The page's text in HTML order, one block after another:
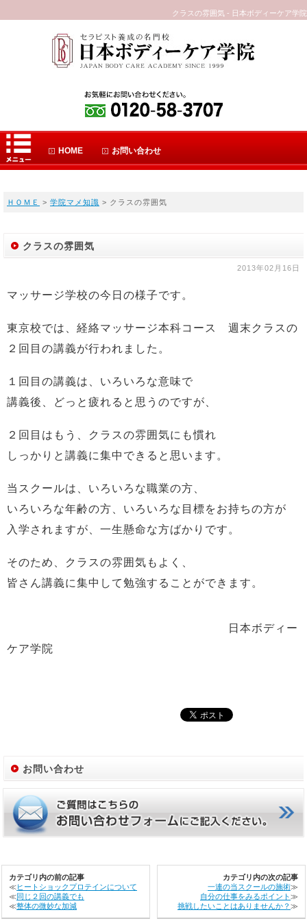
クラスの雰囲気 - 日本ボディーケア学院
HOME お問い合わせ
ＨＯＭＥ > 学院マメ知識 > クラスの雰囲気
クラスの雰囲気
2013年02月16日
マッサージ学校の今日の様子です。
東京校では、経絡マッサージ本科コース 週末クラスの
２回目の講義が行われました。
１回目の講義は、いろいろな意味で
講義後、どっと疲れると思うのですが、
２回目はもう、クラスの雰囲気にも慣れ
しっかりと講義に集中できると思います。
当スクールは、いろいろな職業の方、
いろいろな年齢の方、いろいろな目標をお持ちの方が
入学されますが、一生懸命な方ばかりです。
そのため、クラスの雰囲気もよく、
皆さん講義に集中して勉強することができます。
日本ボディー
ケア学院
お問い合わせ
カテゴリ内の前の記事
≪ヒートショックプロテインについて
≪同じ２回の講義でも
≪整体の微妙な加減
カテゴリ内の次の記事
一連の当スクールの施術≫
自分の仕事をみるポイント≫
挑戦したいことはありませんか？ ≫